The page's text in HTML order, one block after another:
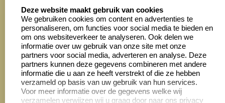
4028 beoordelingen
Zakelijk:
Aanvraag op maat
Cadeaubonnen
Klantenservice:
Contact opnemen
Veelgestelde vragen
Retourneren
Deze website maakt gebruik van cookies
We gebruiken cookies om content en advertenties te
personaliseren, om functies voor social media te bieden en
om ons websiteverkeer te analyseren. Ook delen we
informatie over uw gebruik van onze site met onze
partners voor social media, adverteren en analyse. Deze
partners kunnen deze gegevens combineren met andere
informatie die u aan ze heeft verstrekt of die ze hebben
verzameld op basis van uw gebruik van hun services.
Voor meer informatie over de gegevens welke wij
verzamelen verwijzen wij u graag door naar ons privacy